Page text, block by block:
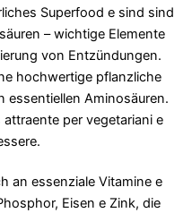
Superfood e sind sind
– wichtige Elemente
von Entzündungen.
hochwertige pflanzliche
essentiellen Aminosäuren.
per vegetariani e
an essenziale Vitamine e
Eisen e Zink, die